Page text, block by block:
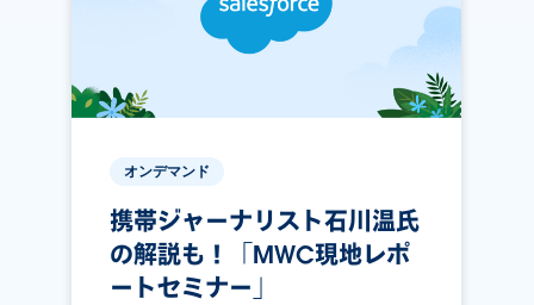
オンデマンド
携帯ジャーナリスト石川温氏
の解説も！「MWC現地レポ
ートセミナー」